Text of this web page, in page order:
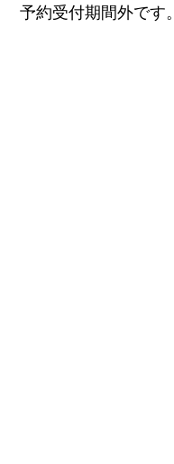
予約受付期間外です。